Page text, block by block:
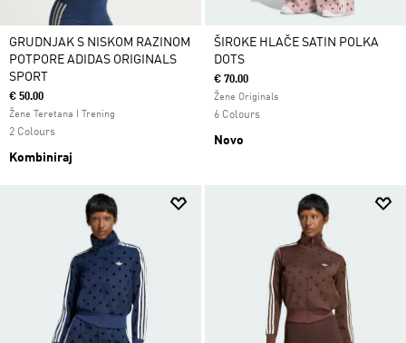
GRUDNJAK S NISKOM RAZINOM
POTPORE ADIDAS ORIGINALS
SPORT
€ 50.00
Žene Teretana I Trening
2 Colours
Kombiniraj
ŠIROKE HLAČE SATIN POLKA
DOTS
€ 70.00
Žene Originals
6 Colours
Novo